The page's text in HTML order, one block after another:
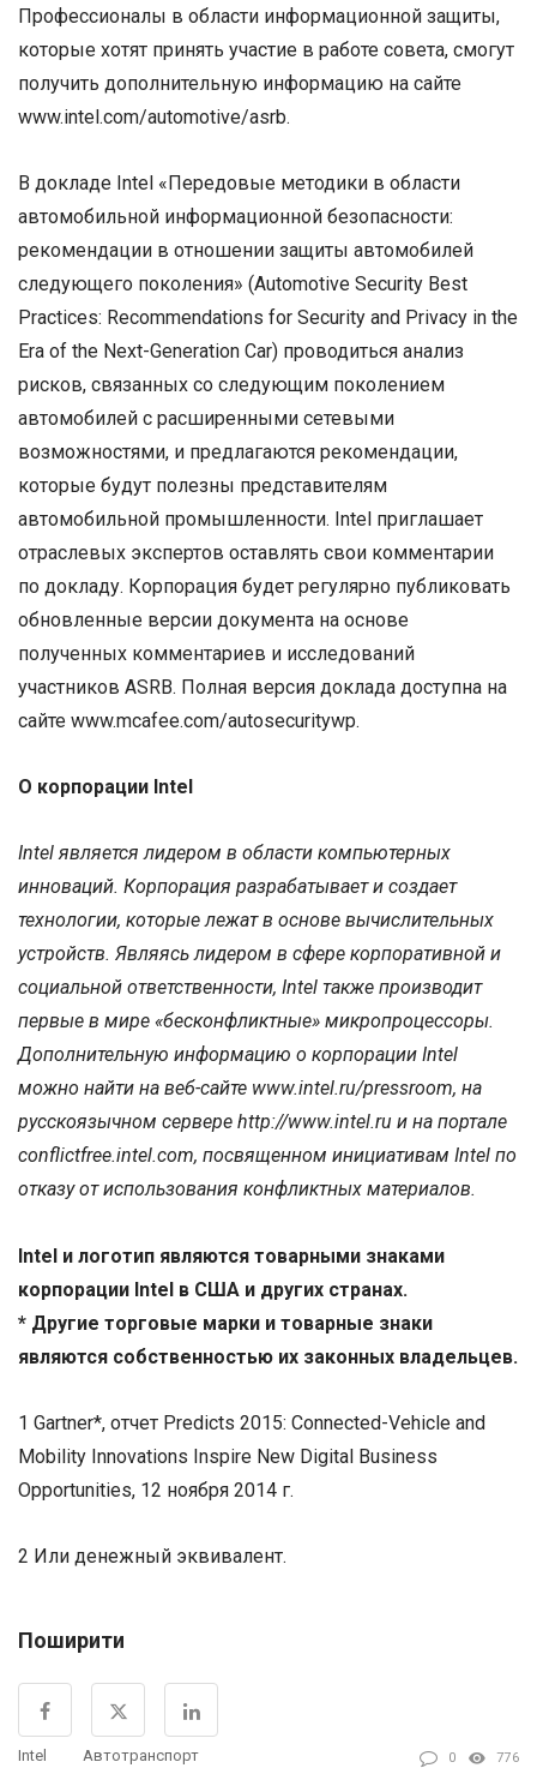
Профессионалы в области информационной защиты,
которые хотят принять участие в работе совета, смогут
получить дополнительную информацию на сайте
www.intel.com/automotive/asrb.
В докладе Intel «Передовые методики в области
автомобильной информационной безопасности:
рекомендации в отношении защиты автомобилей
следующего поколения» (Automotive Security Best
Practices: Recommendations for Security and Privacy in the
Era of the Next-Generation Car) проводиться анализ
рисков, связанных со следующим поколением
автомобилей с расширенными сетевыми
возможностями, и предлагаются рекомендации,
которые будут полезны представителям
автомобильной промышленности. Intel приглашает
отраслевых экспертов оставлять свои комментарии
по докладу. Корпорация будет регулярно публиковать
обновленные версии документа на основе
полученных комментариев и исследований
участников ASRB. Полная версия доклада доступна на
сайте www.mcafee.com/autosecuritywp.
О корпорации Intel
Intel является лидером в области компьютерных
инноваций. Корпорация разрабатывает и создает
технологии, которые лежат в основе вычислительных
устройств. Являясь лидером в сфере корпоративной и
социальной ответственности, Intel также производит
первые в мире «бесконфликтные» микропроцессоры.
Дополнительную информацию о корпорации Intel
можно найти на веб-сайте www.intel.ru/pressroom, на
русскоязычном сервере http://www.intel.ru и на портале
conflictfree.intel.com, посвященном инициативам Intel по
отказу от использования конфликтных материалов.
Intel и логотип являются товарными знаками
корпорации Intel в США и других странах.
* Другие торговые марки и товарные знаки
являются собственностью их законных владельцев.
1 Gartner*, отчет Predicts 2015: Connected-Vehicle and
Mobility Innovations Inspire New Digital Business
Opportunities, 12 ноября 2014 г.
2 Или денежный эквивалент.
Поширити
Intel Автотранспорт 0 776